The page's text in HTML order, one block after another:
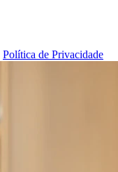
Política de Privacidade